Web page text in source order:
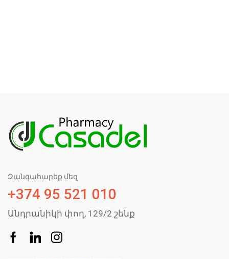
Զանգահարեք մեզ
+374 95 521 010
Անդրանիկի փող, 129/2 շենք